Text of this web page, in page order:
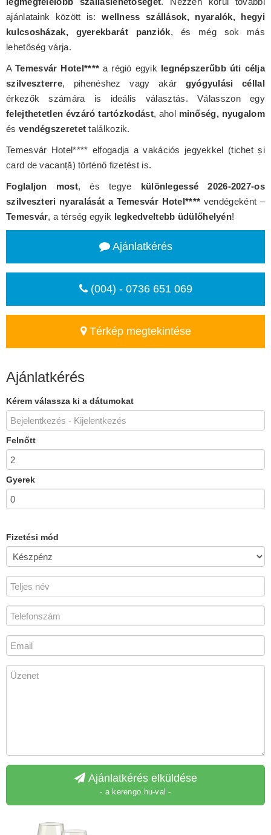
ajánlataink között is:wellness szállások, nyaralók, hegyi
kulcsosházak, gyerekbarát panziók, és még sok más
lehetőség várja.
ATemesvár Hotel**** a régió egyik legnépszerűbb úti célja
szilveszterre, pihenéshez vagy akár gyógyulási céllal
érkezők számára is ideális választás. Válasszon egy
felejthetetlen évzáró tartózkodást, ahol minőség, nyugalom
és vendégszeretet találkozik.
Temesvár Hotel**** elfogadja a vakációs jegyekkel (tichet și
card de vacanță) történő fizetést is.
Foglaljon most, és tegye különlegessé 2026-2027-os
szilveszteri nyaralását a Temesvár Hotel**** vendégeként –
Temesvár, a térség egyik legkedveltebb üdülőhelyén!
Ajánlatkérés
(004) - 0736 651 069
Térkép megtekintése
Ajánlatkérés
Kérem válassza ki a dátumokat
Felnőtt
Gyerek
Fizetési mód
Ajánlatkérés elküldése
- a kerengo.hu-val -